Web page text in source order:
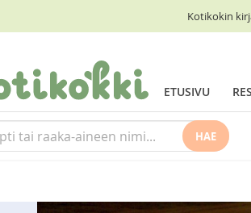
Kotikokin
ETUSIVU
HAE